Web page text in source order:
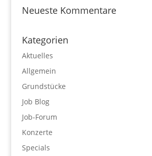
Neueste Kommentare
Kategorien
Aktuelles
Allgemein
Grundstücke
Job Blog
Job-Forum
Konzerte
Specials